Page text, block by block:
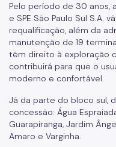
Pelo período de 30 anos,
e SPE São Paulo Sul S.A.
requalificação, além da
manutenção de 19
têm direito à exploração
contribuirá para que o
moderno e confortável.
Já da parte do bloco sul,
concessão: Água
Guarapiranga, Jardim
Amaro e Varginha.